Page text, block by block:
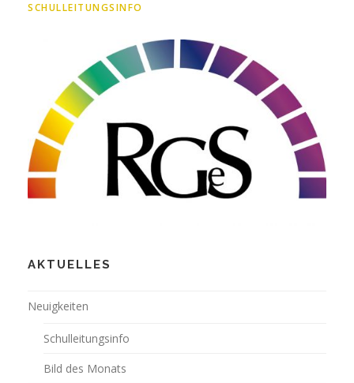
SCHULLEITUNGSINFO
AKTUELLES
Neuigkeiten
Schulleitungsinfo
Bild des Monats